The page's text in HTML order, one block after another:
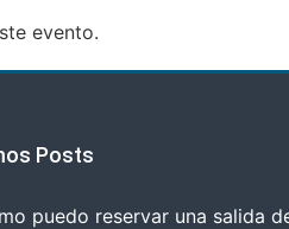
evento.
Posts
puedo reservar una salida